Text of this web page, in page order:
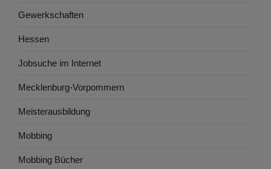
Gewerkschaften
Hessen
Jobsuche im Internet
Mecklenburg-Vorpommern
Meisterausbildung
Mobbing
Mobbing Bücher